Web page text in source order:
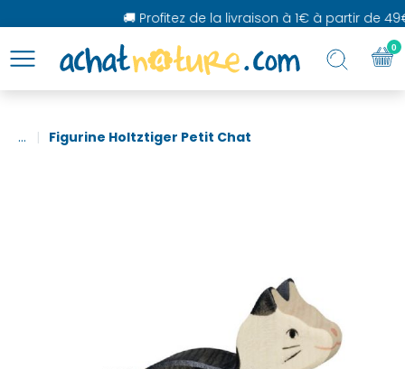
🚚 Profitez de la livraison à 1€ à partir de
... Figurine Holtztiger Petit Chat
0